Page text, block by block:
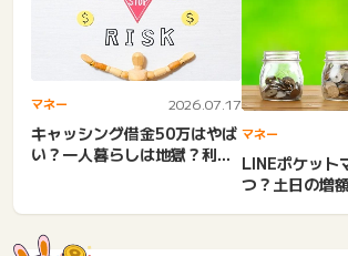
マネー 2026.07.17
キャッシング借金50万はやば
い？一人暮らしは地獄？利
マネー
LINEポケット
つ？土日の増